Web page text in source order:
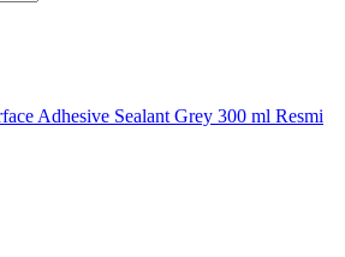
Adhesive Sealant Grey 300 ml Resmi